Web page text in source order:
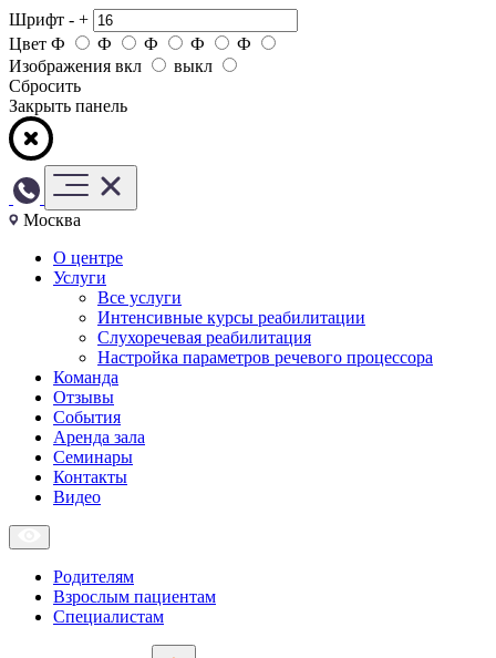
Шрифт - +
Цвет Ф Ф Ф Ф
Ф
Изображения вкл
выкл
Сбросить
Закрыть панель
Москва
О центре
Услуги
Все услуги
Интенсивные курсы реабилитации
Слухоречевая реабилитация
Настройка параметров речевого процессора
Команда
Отзывы
События
Аренда зала
Семинары
Контакты
Видео
Родителям
Взрослым пациентам
Специалистам